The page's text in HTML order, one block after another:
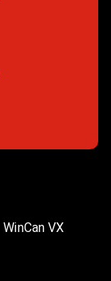
WinCan VX